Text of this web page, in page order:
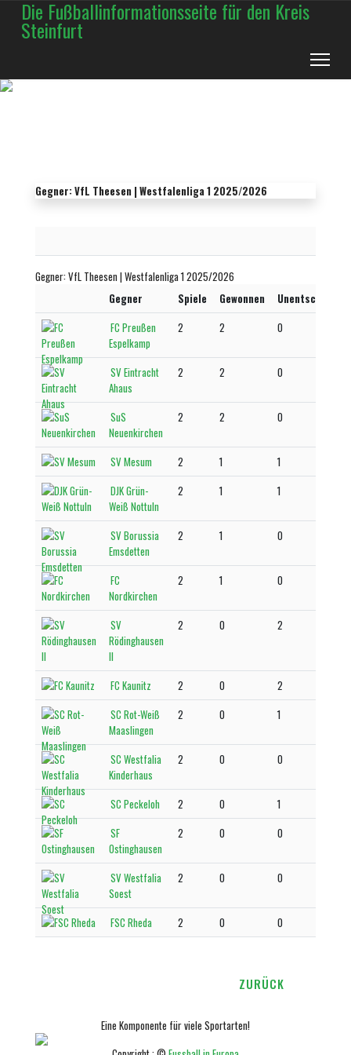
Die Fußballinformationsseite für den Kreis
Steinfurt
Gegner: VfL Theesen | Westfalenliga 1 2025/2026
Gegner: VfL Theesen | Westfalenliga 1 2025/2026
Gegner
Spiele Gewonnen
Unentschieden
FC Preußen
Espelkamp
2 2 0
SV Eintracht
Ahaus
2 2 0
SuS
Neuenkirchen
2 2 0
SV Mesum 2 1
1
DJK Grün-
Weiß Nottuln
2 1 1
SV Borussia
Emsdetten
2 1 0
FC
Nordkirchen
2 1 0
SV
Rödinghausen
II
2 0 2
FC Kaunitz 2 0
2
SC Rot-Weiß
Maaslingen
2 0 1
SC Westfalia
Kinderhaus
2 0 0
SC Peckeloh 2 0
1
SF
Ostinghausen
2 0 0
SV Westfalia
Soest
2 0 0
FSC Rheda 2 0 0
ZURÜCK
Eine Komponente für viele Sportarten!